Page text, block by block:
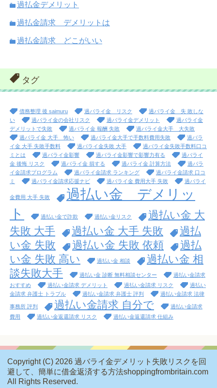
過払金デメリット
過払金請求 デメリットは
過払金請求 どこがいい
タグ
債務整理 後 saimuru 過バライ金 リスク
過バライ金 失 敗しな
い
過バライ金の会社リスク 過バライ金デメリット
過バライ金
デメリットで失敗
過バライ金 報酬 失敗
過バライ金大手 大失敗
過バライ金 大手 怖い
過バライ金大手で手数料費用失敗
過バラ
イ金 大手 失敗手数料
過バライ金失敗 大手
過バライ金失敗手数料口コ
ミとは
過バライ金影響 過バライ金影響で影響力有る
過バライ
金 後悔 リスク
過バライ金 損する 過バライ金 計算方法
過バラ
イ金請求プログラム
過バライ金請求 ランキング
過バライ金請求 口コ
ミ
過バライ金請求応援ナビ 過バライ金 費用大手 失敗 過バライ
金費用 大手 失敗
過払い金 デメリッ
ト
過払い金で詐欺 過払い金リスク
過払い金 大
失敗 大手
過払い金 大手 失敗
過払
い金 失敗
過払い金 失敗 依頼
過払
い金 失敗 高い
過払い金 相談
過払い金 相
談失敗大手
過払い金 診断 無料相談センター
過払い金請求
おすすめ
過払い金請求 デメリット 過払い金請求 リスク
過払い
金請求 弁護士 トラブル
過払い金請求 弁護士 評判 過払い金請求 法律
事務所 評判 過払い金請求 自分で
過払い金請求
費用
過払い金返還請求 リスク 過払い金返還請求 仕組み
Copyright (C) 2026 過バライ金デメリット失敗リスクを回
避して、簡単に借金返済する方法shoppingfrombritain.com
All Rights Reserved.